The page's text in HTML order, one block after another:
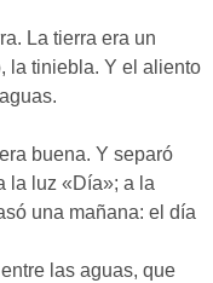
La tierra era un
la tiniebla. Y el aliento
buena. Y separó
la luz «Día»; a la
una mañana: el día
las aguas, que